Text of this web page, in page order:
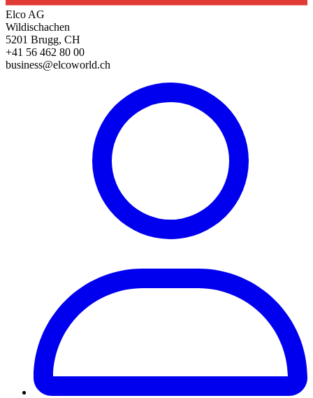
Elco AG
Wildischachen
5201 Brugg, CH
+41 56 462 80 00
business@elcoworld.ch